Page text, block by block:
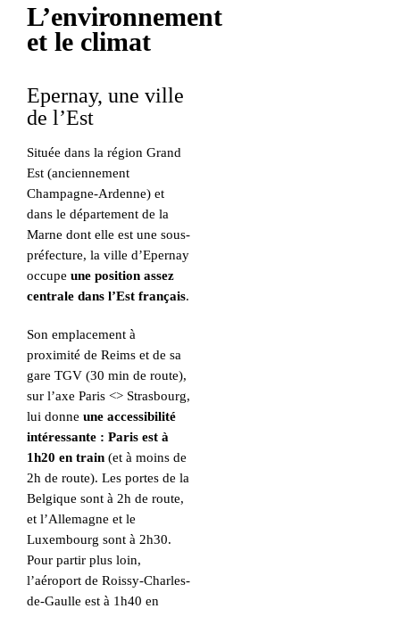
L’environnement
et le climat
Epernay, une ville
de l’Est
Située dans la région Grand
Est (anciennement
Champagne-Ardenne) et
dans le département de la
Marne dont elle est une sous-
préfecture, la ville d’Epernay
occupe une position assez
centrale dans l’Est français.
Son emplacement à
proximité de Reims et de sa
gare TGV (30 min de route),
sur l’axe Paris <> Strasbourg,
lui donne une accessibilité
intéressante : Paris est à
1h20 en train (et à moins de
2h de route). Les portes de la
Belgique sont à 2h de route,
et l’Allemagne et le
Luxembourg sont à 2h30.
Pour partir plus loin,
l’aéroport de Roissy-Charles-
de-Gaulle est à 1h40 en